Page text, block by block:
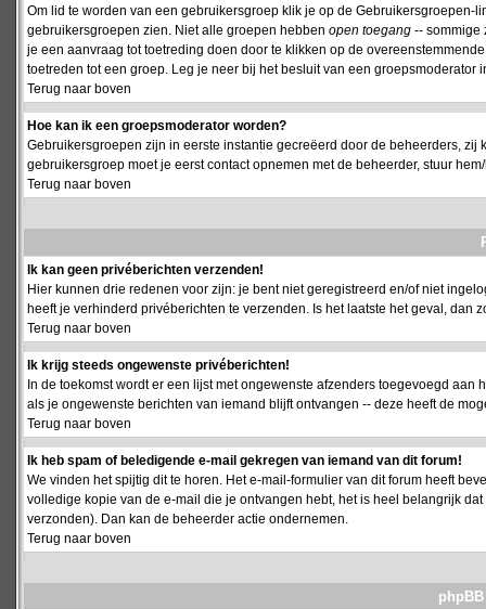
Om lid te worden van een gebruikersgroep klik je op de
gebruikersgroepen zien. Niet alle groepen hebben open toegang -- sommige
je een aanvraag tot toetreding doen door te klikken op de
toetreden tot een groep. Leg je neer bij het besluit van een
Terug naar boven
Hoe kan ik een groepsmoderator worden?
Gebruikersgroepen zijn in eerste instantie gecreëerd door de beheerders,
gebruikersgroep moet je eerst contact opnemen met de beheerder, stuur
Terug naar boven
Ik kan geen privéberichten verzenden!
Hier kunnen drie redenen voor zijn: je bent niet geregistreerd en/of niet
heeft je verhinderd privéberichten te verzenden. Is het laatste het geval, dan
Terug naar boven
Ik krijg steeds ongewenste privéberichten!
In de toekomst wordt er een lijst met ongewenste afzenders toegevoegd
als je ongewenste berichten van iemand blijft ontvangen -- deze heeft de
Terug naar boven
Ik heb spam of beledigende e-mail gekregen van iemand van dit forum!
We vinden het spijtig dit te horen. Het e-mail-formulier van dit forum heeft
volledige kopie van de e-mail die je ontvangen hebt, het is heel belangrijk
verzonden). Dan kan de beheerder actie ondernemen.
Terug naar boven